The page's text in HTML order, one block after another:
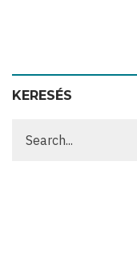
KERESÉS